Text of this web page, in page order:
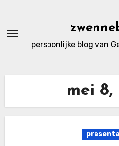
de
persoonlijke blog van
mei 8,